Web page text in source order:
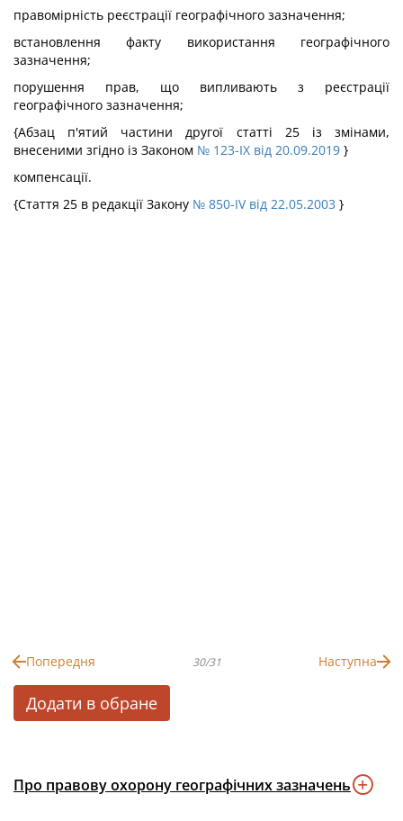
правомірність реєстрації географічного зазначення;
встановлення факту використання географічного
зазначення;
порушення прав, що випливають з реєстрації
географічного зазначення;
{Абзац п'ятий частини другої статті 25 із змінами,
внесеними згідно із Законом № 123-IX від 20.09.2019 }
компенсації.
{Стаття 25 в редакції Закону № 850-IV від 22.05.2003 }
Попередня 30/31 Наступна
Додати в обране
Про правову охорону географічних зазначень